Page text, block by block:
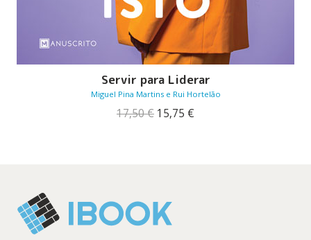
Servir para Liderar
Miguel Pina Martins e Rui Hortelão
17,50€ O
15,75 €